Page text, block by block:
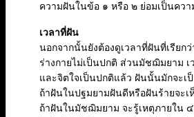
ความฝันในข้อ ๑ หรือ ๒ ย่อมเป็นคว
เวลาที่ฝัน
นอกจากนั้นยังต้องดูเวลาที่ฝันที่เรียก
ร่างกายไม่เป็นปกติ ส่วนมัชฌิมยาม
และจิตใจเป็นปกติแล้ว ฝันนั้นมักจะเ
ถ้าฝันในปฐมยามฝันดีหรือฝันร้ายจะ
ถ้าฝันในมัชฌิมยาม จะรู้เหตุภายใน